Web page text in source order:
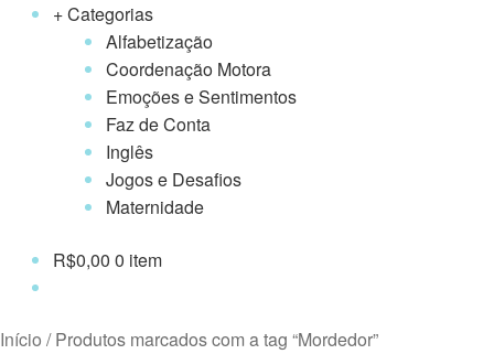
+ Categorias
Alfabetização
Coordenação Motora
Emoções e Sentimentos
Faz de Conta
Inglês
Jogos e Desafios
Maternidade
R$0,00 0 item
Início /Produtos marcados com a tag “Mordedor”